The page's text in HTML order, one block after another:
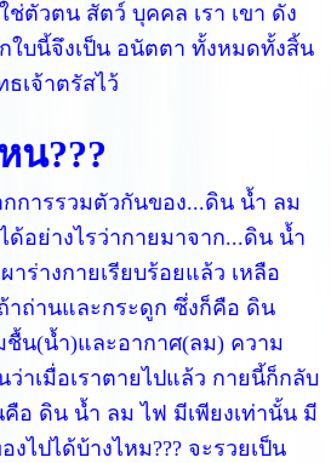
ตัวตน สัตว์ บุคคล เรา เขา ดัง
ใบนี้จึงเป็น อนัตตา ทั้งหมดทั้งสิ้น
เจ้าตรัสไว้
น???
การรวมตัวกันของ...ดิน น้ำ ลม
อย่างไรว่ากายมาจาก...ดิน น้ำ
ร่างกายเรียบร้อยแล้ว เหลือ
ถ้าถ่านและกระดูก ซึ่งก็คือ ดิน
ชื้น(น้ำ)และอากาศ(ลม) ความ
าเมื่อเราตายไปแล้ว กายนี้ก็กลับ
อ ดิน น้ำ ลม ไฟ มีเพียงเท่านั้น มี
ไปได้บ้างไหม??? จะรวยเป็น